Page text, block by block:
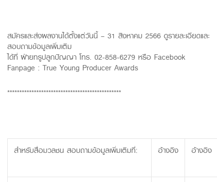
สมัครและส่งผลงานได้ตั้งแต่วันนี้ – 31 สิงหาคม 2566 ดูรายละเอียดและ
สอบถามข้อมูลเพิ่มเติม
ได้ที่ ฝ่ายทรูปลูกปัญญา โทร. 02-858-6279 หรือ Facebook
Fanpage : True Young Producer Awards
***********************************************
สำหรับสื่อมวลชน สอบถามข้อมูลเพิ่มเติมที่: อ้างอิง อ้างอิง